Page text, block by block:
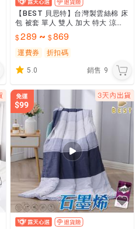
【BEST 貝思特】台灣製雲絲棉 床
包 被套 單人 雙人 加大 特大 涼被
枕頭套 四件組 兩用被床包 舒柔棉
(新款)
289~ 869
運費券 折扣碼
5.0 銷售 9